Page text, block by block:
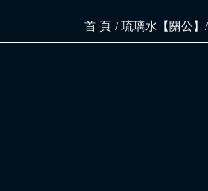
首 頁 琉璃水【關公】